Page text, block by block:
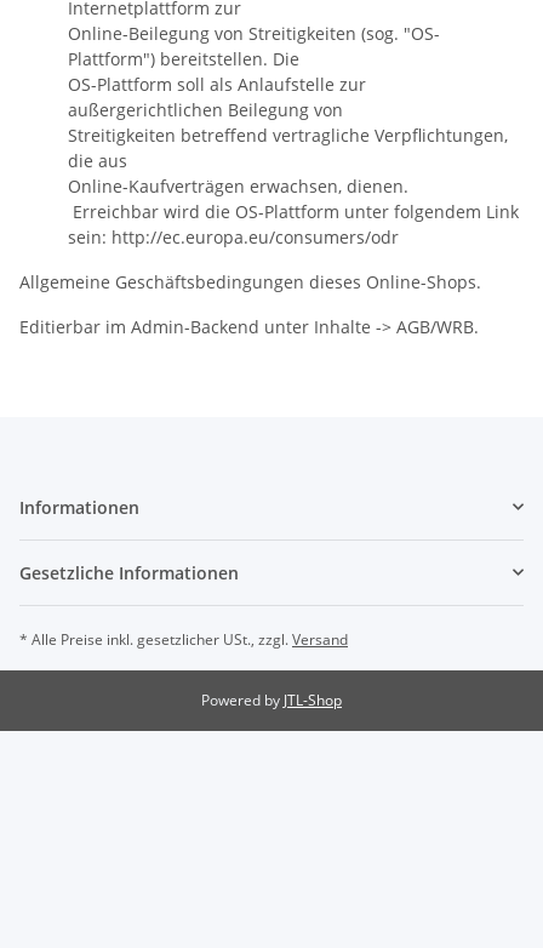
Internetplattform zur
Online-Beilegung von Streitigkeiten (sog. "OS-
Plattform") bereitstellen. Die
OS-Plattform soll als Anlaufstelle zur
außergerichtlichen Beilegung von
Streitigkeiten betreffend vertragliche Verpflichtungen,
die aus
Online-Kaufverträgen erwachsen, dienen.
Erreichbar wird die OS-Plattform unter folgendem Link
sein: http://ec.europa.eu/consumers/odr
Allgemeine Geschäftsbedingungen dieses Online-Shops.
Editierbar im Admin-Backend unter Inhalte -> AGB/WRB.
Informationen
Gesetzliche Informationen
* Alle Preise inkl. gesetzlicher USt., zzgl.Versand
Powered by JTL-Shop